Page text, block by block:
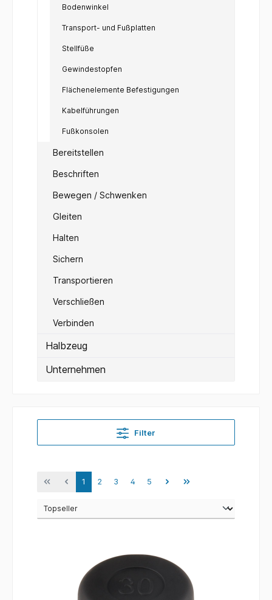
Bodenwinkel
Transport- und Fußplatten
Stellfüße
Gewindestopfen
Flächenelemente Befestigungen
Kabelführungen
Fußkonsolen
Bereitstellen
Beschriften
Bewegen / Schwenken
Gleiten
Halten
Sichern
Transportieren
Verschließen
Verbinden
Halbzeug
Unternehmen
Filter
1 2 3 4 5